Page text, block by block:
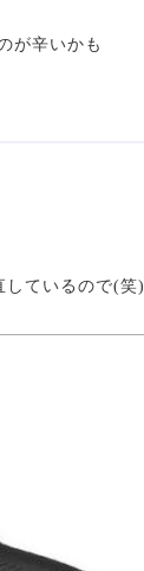
が辛いかも
しているので(笑)